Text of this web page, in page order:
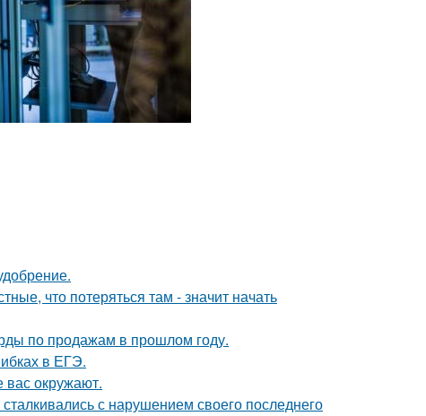
что потеряться там - значит начать
по продажам в прошлом году.
в ЕГЭ.
вас окружают.
с нарушением своего последнего